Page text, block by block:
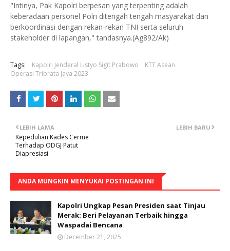
"Intinya, Pak Kapolri berpesan yang terpenting adalah
keberadaan personel Polri ditengah tengah masyarakat dan
berkoordinasi dengan rekan-rekan TNI serta seluruh
stakeholder di lapangan," tandasnya.(Ag892/Ak)
Tags: Kapolri Jenderal Listyo Sigit Prabowo
KTT Asean
Operasi Tribrata Jaya 2023
LEBIH BARU
LEBIH LAMA
Kepedulian Kades Cerme
Terhadap ODGJ Patut
Diapresiasi
ANDA MUNGKIN MENYUKAI POSTINGAN INI
Kapolri Ungkap Pesan Presiden saat Tinjau
Merak: Beri Pelayanan Terbaik hingga
Waspadai Bencana
December 21, 2025